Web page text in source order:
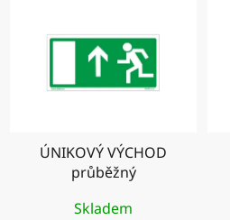
ÚNIKOVÝ VÝCHOD
průběžný
Skladem